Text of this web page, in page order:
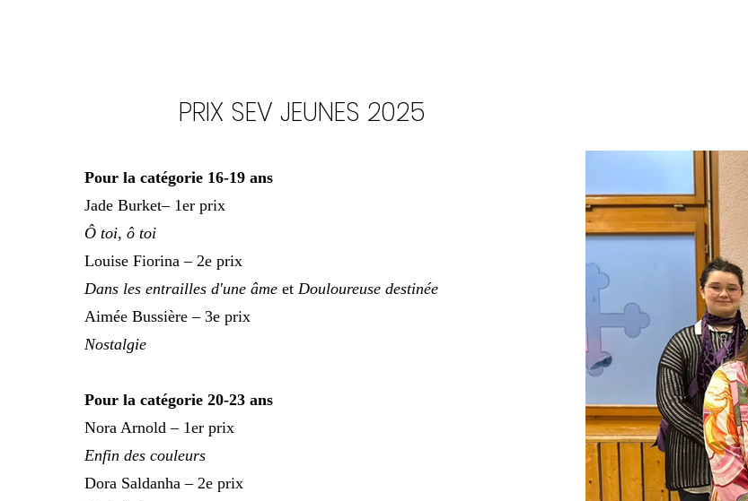
PRIX SEV JEUNES 2025
Pour la catégorie 16-19 ans
Jade Burket– 1er prix
Ô toi, ô toi
Louise Fiorina – 2e prix
Dans les entrailles d'une âme et Douloureuse destinée
Aimée Bussière – 3e prix
Nostalgie
Pour la catégorie 20-23 ans
Nora Arnold – 1er prix
Enfin des couleurs
Dora Saldanha – 2e prix